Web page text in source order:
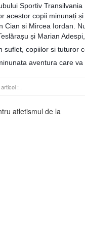
Sportiv
acestor copii minunați
Cian si Mircea Iordan.
și Marian
suflet, copiilor si tuturor
aventura care va
:
atletismul de la